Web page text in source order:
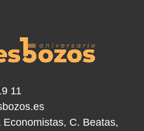
11
Economistas, C. Beatas,